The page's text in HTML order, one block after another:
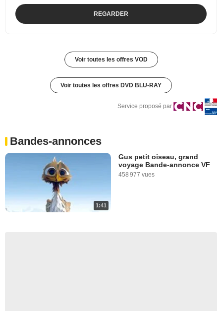
REGARDER
Voir toutes les offres VOD
Voir toutes les offres DVD BLU-RAY
Service proposé par
Bandes-annonces
1:41
Gus petit oiseau, grand
voyage Bande-annonce VF
458 977 vues